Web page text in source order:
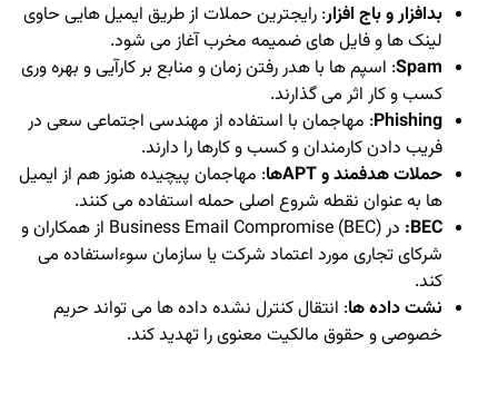
بدافزار و باج افزار: رایجترین حملات از طریق ایمیل هایی حاوی
لینک ها و فایل های ضمیمه مخرب آغاز می شود.
Spam: اسپم ها با هدر رفتن زمان و منابع بر کارآیی و بهره وری
کسب و کار اثر می گذارند.
Phishing: مهاجمان با استفاده از مهندسی اجتماعی سعی در
فریب دادن کارمندان و کسب و کارها را دارند.
حملات هدفمند و APTها
: مهاجمان پیچیده هنوز هم از ایمیل
ها به عنوان نقطه شروع اصلی حمله استفاده می کنند.
BEC:
در Business Email Compromise (BEC) از همکاران و
شرکای تجاری مورد اعتماد شرکت یا سازمان سوءاستفاده می
کند.
نشت داده ها: انتقال کنترل نشده داده ها می تواند حریم
خصوصی و حقوق مالکیت معنوی را تهدید کند.